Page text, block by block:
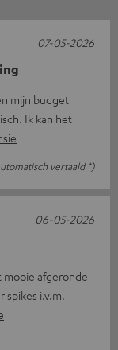
mijn budget
Ik kan het
vertaald *)
07-05-2026
mooie afgeronde
spikes i.v.m.
06-05-2026